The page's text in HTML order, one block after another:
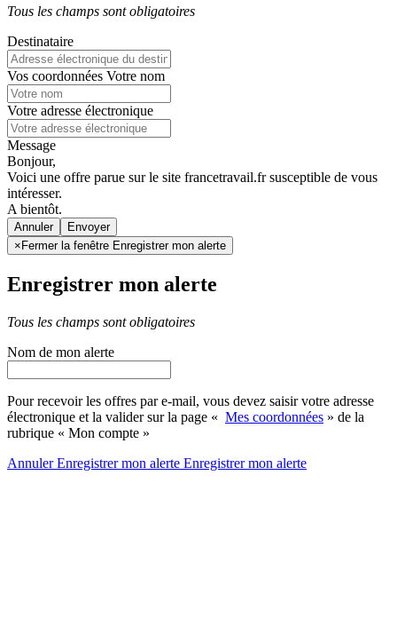
Tous les champs sont obligatoires
Destinataire
Vos coordonnées Votre nom
Votre adresse électronique
Message
Bonjour,
Voici une offre parue sur le site francetravail.fr susceptible de vous
intéresser.
A bientôt.
Annuler
× Fermer la fenêtre Enregistrer mon alerte
Enregistrer mon alerte
Tous les champs sont obligatoires
Nom de mon alerte
Pour recevoir les offres par e-mail, vous devez saisir votre adresse
électronique et la valider sur la page « Mes coordonnées » de la
rubrique « Mon compte »
AnnulerEnregistrer mon alerte Enregistrermon alerte